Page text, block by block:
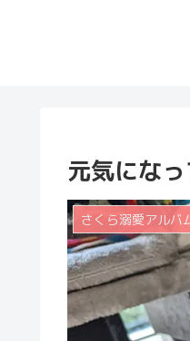
元気にな
さくら溺愛アルバ